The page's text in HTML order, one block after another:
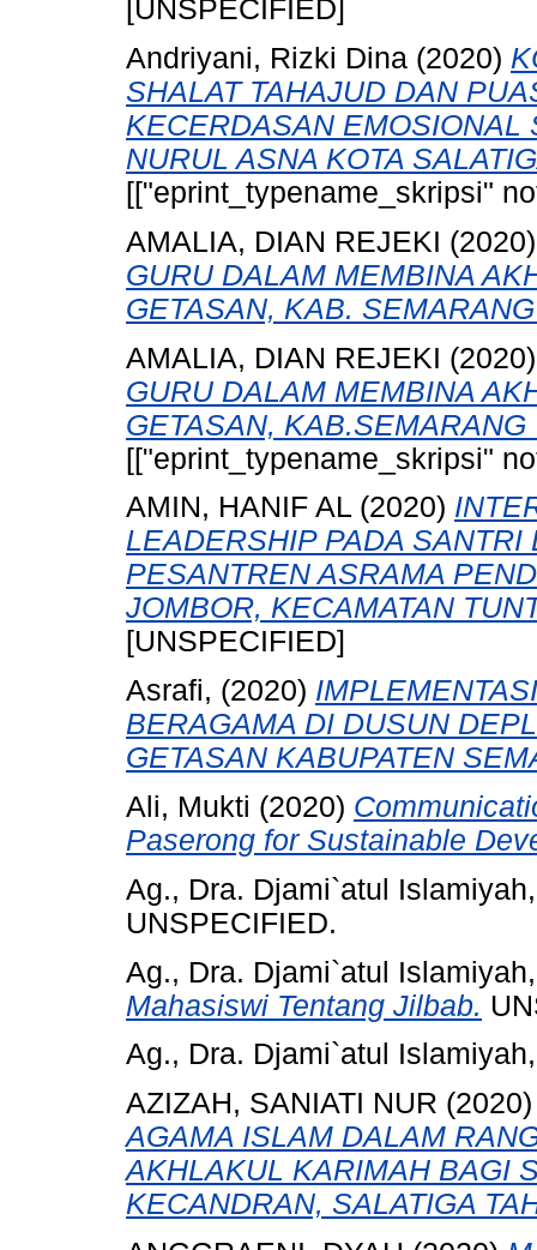
[UNSPECIFIED]
Andriyani, Rizki Dina (2020)
SHALAT TAHAJUD DAN
KECERDASAN EMOSIONAL
NURUL ASNA KOTA
[["eprint_typename_skripsi"
AMALIA, DIAN REJEKI
GURU DALAM MEMBINA
GETASAN, KAB.
AMALIA, DIAN REJEKI
GURU DALAM MEMBINA
GETASAN, KAB.SEMARANG
[["eprint_typename_skripsi"
AMIN, HANIF AL (2020)
LEADERSHIP PADA SANTRI
PESANTREN ASRAMA
JOMBOR, KECAMATAN
[UNSPECIFIED]
Asrafi, (2020)
BERAGAMA DI DUSUN
GETASAN KABUPATEN
Ali, Mukti (2020)
Paserong for Sustainable
Ag., Dra. Djami`atul
UNSPECIFIED.
Ag., Dra. Djami`atul
Mahasiswi Tentang Jilbab.
Ag., Dra. Djami`atul
AZIZAH, SANIATI NUR
AGAMA ISLAM DALAM
AKHLAKUL KARIMAH BAGI
KECANDRAN, SALATIGA